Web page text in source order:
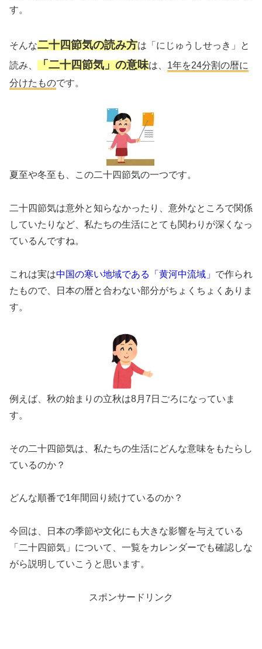
す。
そんな二十四節気の読み方は「にじゅうしせっき」と
読み、
「二十四節気」の意味は、 1年を24分割の暦に
分けたものです。
夏至や冬至も、この二十四節気の一つです。
二十四節気は意外と知らなかったり、意外なところで関係
していたりなど、私たちの生活にとても関わりが深くなっ
ているんですね。
これは実は中国の寒い地域である「黄河中流域」 で作られ
たもので、日本の暦と合わない部分がちょくちょくありま
す。
例えば、秋の始まりの立秋は8月7日ごろになっていま
す。
その二十四節気は、私たちの生活にどんな意味をもたらし
ているのか？
どんな順番で1年間回り続けているのか？
今回は、日本の季節や文化にも大きな影響を与えている
「二十四節気」について、一覧をカレンダーでも確認しな
がら説明していこうと思います。
スポンサードリンク